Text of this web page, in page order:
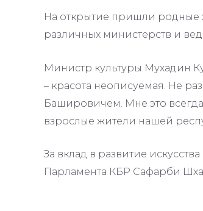
На открытие пришли родные
различных министерств и
Министр культуры Мухадин
– красота неописуемая. Не
Башировичем. Мне это
взрослые жители нашей
За вклад в развитие
Парламента КБР Сафарби